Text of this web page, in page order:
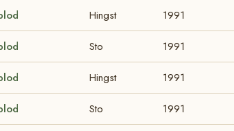
Hingst 1991
Sto 1991
Hingst 1991
Sto 1991